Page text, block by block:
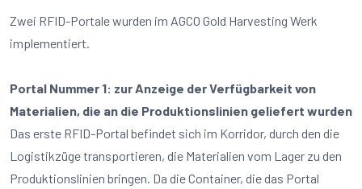
Zwei RFID-Portale wurden im AGCO Gold Harvesting Werk
implementiert.
Portal Nummer 1: zur Anzeige der Verfügbarkeit von
Materialien, die an die Produktionslinien geliefert wurden
Das erste RFID-Portal befindet sich im Korridor, durch den die
Logistikzüge transportieren, die Materialien vom Lager zu den
Produktionslinien bringen. Da die Container, die das Portal